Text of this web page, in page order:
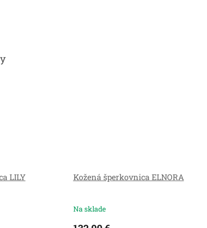
LILY Kožená šperkovnica ELNORA
Na sklade